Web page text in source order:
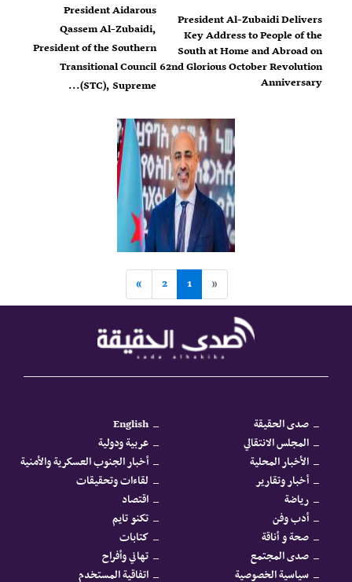
President Al-Zubaidi Delivers
Key Address to People of the
South at Home and Abroad on
62nd Glorious October Revolution
Anniversary
President Aidarous
Qassem Al-Zubaidi,
President of the Southern
Transitional Council
(STC), Supreme...
«
1
2
»
صدى الحقيقة
English
المجلس الانتقالي
عربية ودولية
الأخبار المحلية
أخبار الجنوب العسكرية والأمنية
أخبار وتقارير
لقاءات وتحقيقات
رياضة
اقتصاد
أدب وفن
تكنو تايم
صحة و أناقة
كتابات
صدى المجتمع
تهاني وأفراح
سياسية الخصوصية
اتفاقية المستخدم